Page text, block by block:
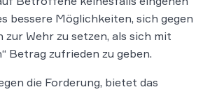
bessere Möglichkeiten, sich gegen
zur Wehr zu setzen, als sich mit
Betrag zufrieden zu geben.
die Forderung, bietet das